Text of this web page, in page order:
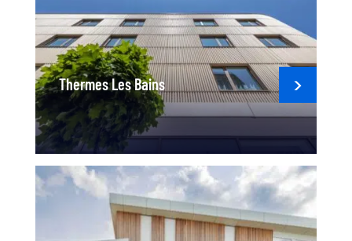
Thermes Les Bains